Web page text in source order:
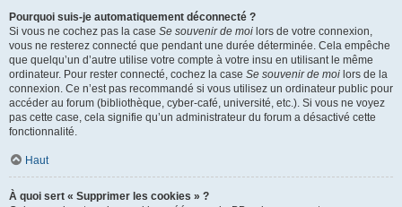
Pourquoi suis-je automatiquement déconnecté ?
Si vous ne cochez pas la case Se souvenir de moi lors de votre connexion,
vous ne resterez connecté que pendant une durée déterminée. Cela empêche
que quelqu’un d’autre utilise votre compte à votre insu en utilisant le même
ordinateur. Pour rester connecté, cochez la case Se souvenir de moi lors de la
connexion. Ce n’est pas recommandé si vous utilisez un ordinateur public pour
accéder au forum (bibliothèque, cyber-café, université, etc.). Si vous ne voyez
pas cette case, cela signifie qu’un administrateur du forum a désactivé cette
fonctionnalité.
Haut
À quoi sert « Supprimer les cookies » ?